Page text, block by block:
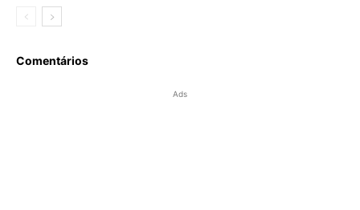
Comentários
Ads